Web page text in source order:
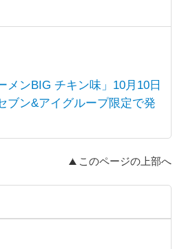
メンBIG チキン味」10月10日
ブン&アイグループ限定で発
このページの上部へ